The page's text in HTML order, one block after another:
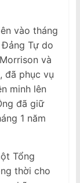
vào tháng
Đảng Tự do
và
đã phục vụ
minh lên
đã giữ
1 năm
Tổng
thời cho